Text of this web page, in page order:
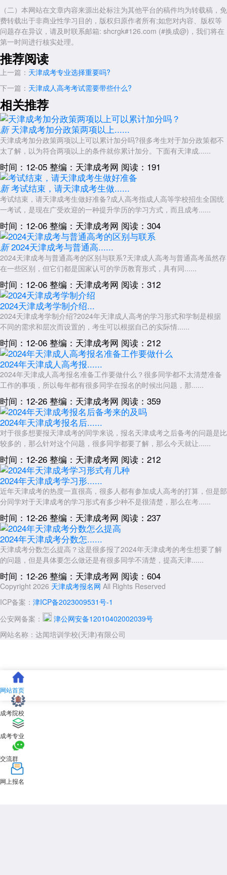
（二）本网站在文章内容来源出处标注为其他平台的稿件均为转载稿，免
费转载出于非商业性学习目的，版权归原作者所有;如您对内容、版权等
问题存在异议，请及时联系邮箱: shcrgk#126.com (#换成@)，我们将在
第一时间进行核实处理。
推荐阅读
上一篇： 天津成考专业选择重要吗?
下一篇： 天津成人高考考试需要带些什么?
相关推荐
新 天津成考加分政策两项以上......
天津成考加分政策两项以上可以累计加分吗?很多考生对于加分政策都不
太了解，以为符合两项以上的条件就你累计加分。下面有天津成......
时间：12-05 整编：天津成考网 阅读：191
新 考试结束，请天津成考生做......
考试结束，请天津成考生做好准备?成人高考指成人高等学校招生全国统
一考试，是现在广受欢迎的一种提升学历的学习方式，而且成考......
时间：12-06 整编：天津成考网 阅读：304
新 2024天津成考与普通高......
2024天津成考与普通高考的区别与联系?天津成人高考与普通高考虽然存
在一些区别，但它们都是国家认可的学历教育形式，具有同......
时间：12-06 整编：天津成考网 阅读：312
2024天津成考学制介绍...
2024天津成考学制介绍?2024年天津成人高考的学习形式和学制是根据
不同的需求和层次而设置的，考生可以根据自己的实际情......
时间：12-06 整编：天津成考网 阅读：212
2024年天津成人高考报......
2024年天津成人高考报名准备工作要做什么？很多同学都不太清楚准备
工作的事项，所以每年都有很多同学在报名的时候出问题，那......
时间：12-26 整编：天津成考网 阅读：359
2024年天津成考报名后......
对于很多想要报天津成考的同学来说，报名天津成考之后备考的问题是比
较多的，那么针对这个问题，很多同学都要了解，那么今天就让......
时间：12-26 整编：天津成考网 阅读：212
2024年天津成考学习形......
近年天津成考的热度一直很高，很多人都有参加成人高考的打算，但是部
分同学对于天津成考的学习形式有多少种不是很清楚，那么在考......
时间：12-26 整编：天津成考网 阅读：237
2024年天津成考分数怎......
天津成考分数怎么提高？这是很多报了2024年天津成考的考生想要了解
的问题，但是具体要怎么做还是有很多同学不清楚，提高天津......
时间：12-26 整编：天津成考网 阅读：604
Copyright 2026 天津成考报名网 All Rights Reserved
ICP备案： 津ICP备2023009531号-1
公安网备案：
津公网安备12010402002039号
网站名称：达闻培训学校(天津)有限公司
网站首页
成考院校
成考专业
交流群
网上报名